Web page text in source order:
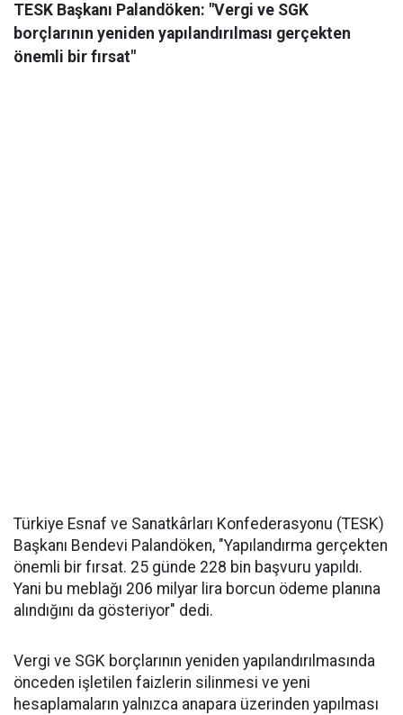
TESK Başkanı Palandöken: "Vergi ve SGK
borçlarının yeniden yapılandırılması gerçekten
önemli bir fırsat"
Türkiye Esnaf ve Sanatkârları Konfederasyonu (TESK)
Başkanı Bendevi Palandöken, "Yapılandırma gerçekten
önemli bir fırsat. 25 günde 228 bin başvuru yapıldı.
Yani bu meblağı 206 milyar lira borcun ödeme planına
alındığını da gösteriyor" dedi.
Vergi ve SGK borçlarının yeniden yapılandırılmasında
önceden işletilen faizlerin silinmesi ve yeni
hesaplamaların yalnızca anapara üzerinden yapılması